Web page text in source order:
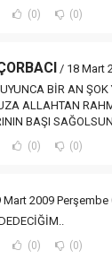
(0) (0)
/ 18 Mart
BİR AN
ALLAHTAN
BAŞI
(0) (0)
Mart 2009 Perşembe
(0) (0)